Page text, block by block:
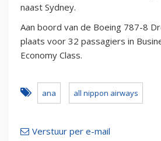
naast Sydney.
Aan boord van de Boeing 787-8
plaats voor 32 passagiers in
Economy Class.
ana all nippon airways
Verstuur per e-mail